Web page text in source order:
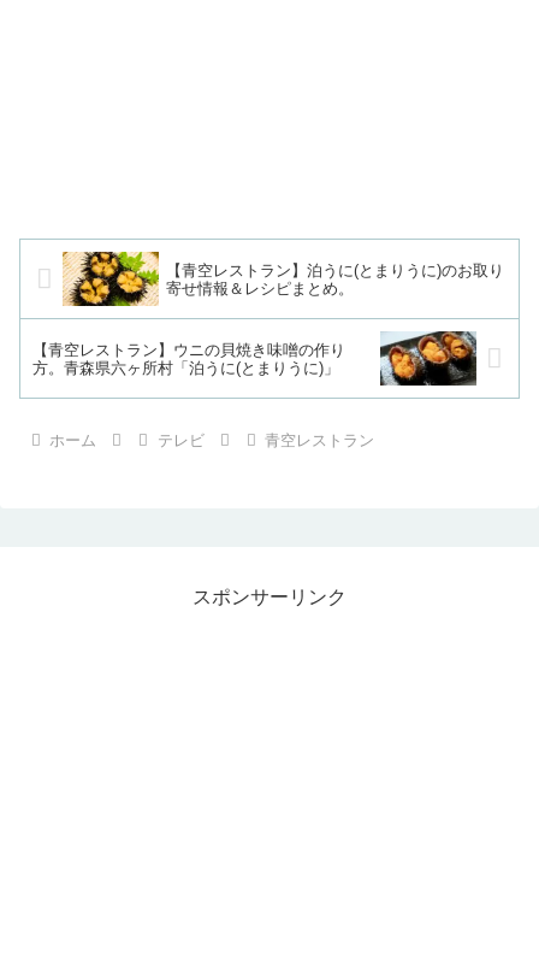
【青空レストラン】泊うに(とまりうに)のお取り
寄せ情報＆レシピまとめ。
【青空レストラン】ウニの貝焼き味噌の作り
方。青森県六ヶ所村「泊うに(とまりうに)」
ホーム テレビ 青空レストラン
スポンサーリンク